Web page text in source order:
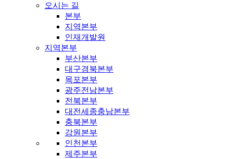
오시는 길
본부
지역본부
인재개발원
지역본부
부산본부
대구경북본부
목포본부
광주전남본부
전북본부
대전세종충남본부
충북본부
강원본부
인천본부
제주본부